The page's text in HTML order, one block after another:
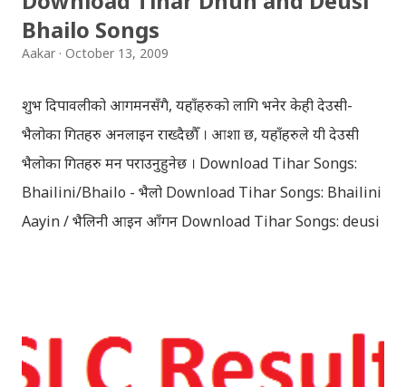
Bhailo Songs
Aakar October 13, 2009
शुभ दिपावलीको आगमनसँगै, यहाँहरुको लागि भनेर केही देउसी-
भैलोका गितहरु अनलाइन राख्दैछौँ । आशा छ, यहाँहरुले यी देउसी
भैलोका गितहरु मन पराउनुहुनेछ । Download Tihar Songs:
Bhailini/Bhailo - भैलो Download Tihar Songs: Bhailini
Aayin / भैलिनी आइन आँगन Download Tihar Songs: deusi
Download: Tihar Dhun (Deusi,Bhailo)/ तिहार धुन(देउसी
भैलो)- सुरसुधा नोट: यी अपलोड गरिएका गितसंगितहरु व्यावसायिक